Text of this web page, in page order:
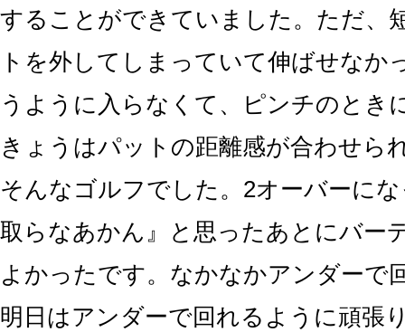
することができていました。ただ、
トを外してしまっていて伸ばせなか
うように入らなくて、ピンチのとき
きょうはパットの距離感が合わせ
そんなゴルフでした。2オーバーに
取らなあかん』と思ったあとにバー
よかったです。なかなかアンダーで
明日はアンダーで回れるように頑張